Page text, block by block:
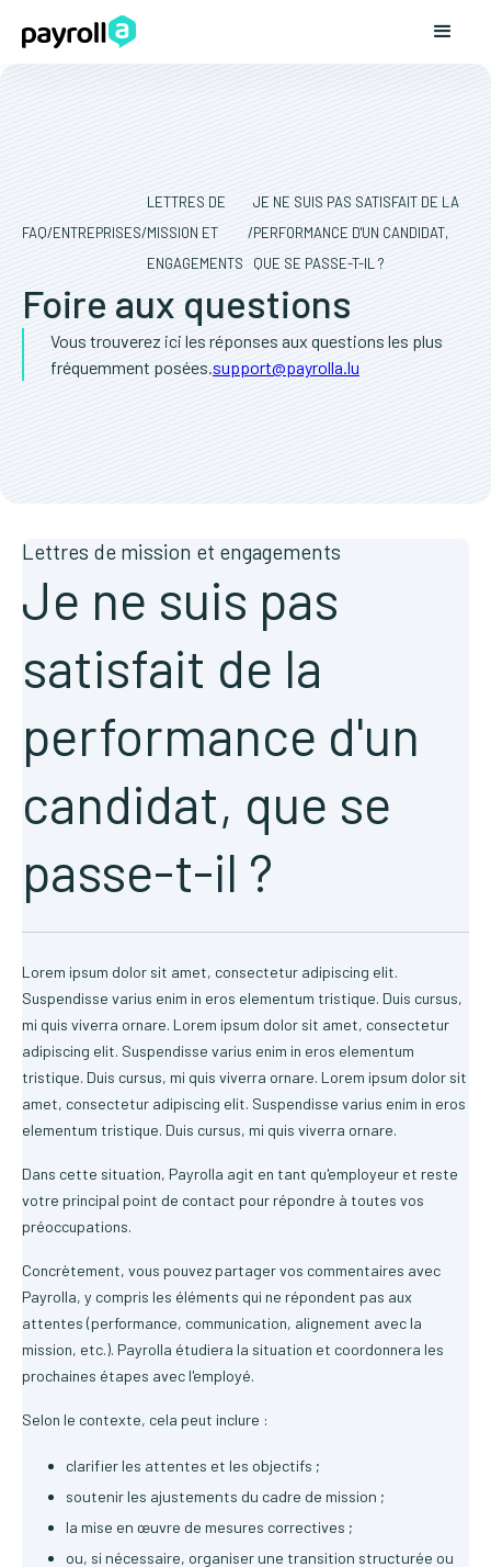
FAQ/ENTREPRISES/
LETTRES DE
MISSION ET
ENGAGEMENTS
/
JE NE SUIS PAS SATISFAIT DE LA
PERFORMANCE D'UN CANDIDAT,
QUE SE PASSE-T-IL ?
Foire aux questions
Vous trouverez ici les réponses aux questions les plus
fréquemment posées.support@payrolla.lu
Lettres de mission et engagements
Je ne suis pas
satisfait de la
performance d'un
candidat, que se
passe-t-il ?
Lorem ipsum dolor sit amet, consectetur adipiscing elit.
Suspendisse varius enim in eros elementum tristique. Duis cursus,
mi quis viverra ornare. Lorem ipsum dolor sit amet, consectetur
adipiscing elit. Suspendisse varius enim in eros elementum
tristique. Duis cursus, mi quis viverra ornare. Lorem ipsum dolor sit
amet, consectetur adipiscing elit. Suspendisse varius enim in eros
elementum tristique. Duis cursus, mi quis viverra ornare.
Dans cette situation, Payrolla agit en tant qu'employeur et reste
votre principal point de contact pour répondre à toutes vos
préoccupations.
Concrètement, vous pouvez partager vos commentaires avec
Payrolla, y compris les éléments qui ne répondent pas aux
attentes (performance, communication, alignement avec la
mission, etc.). Payrolla étudiera la situation et coordonnera les
prochaines étapes avec l'employé.
Selon le contexte, cela peut inclure :
clarifier les attentes et les objectifs ;
soutenir les ajustements du cadre de mission ;
la mise en œuvre de mesures correctives ;
ou, si nécessaire, organiser une transition structurée ou